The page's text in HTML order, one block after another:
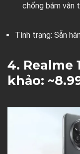
chống bám vân
Tình trạng: Sẵn
4. Realme
khảo: